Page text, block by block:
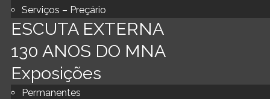
Serviços – Preçário
ESCUTA EXTERNA
130 ANOS DO MNA
Exposições
Permanentes